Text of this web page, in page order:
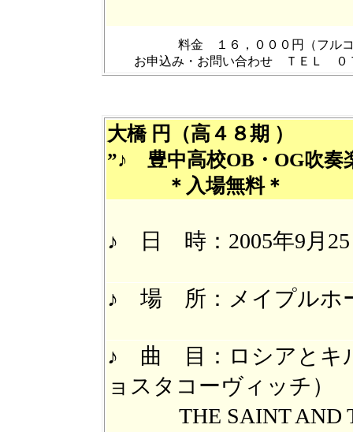
料金 １６，０００円（フル
お申込み・お問い合わせ ＴＥＬ ０
大橋 円（高４８期 ）
”♪ 豊中高校OB・OG吹奏
＊入場無料＊
♪ 日 時：2005年9月25
♪ 場 所：メイプルホ
♪ 曲 目：ロシアとキ
ョスタコーヴィッチ）
THE SAINT AND